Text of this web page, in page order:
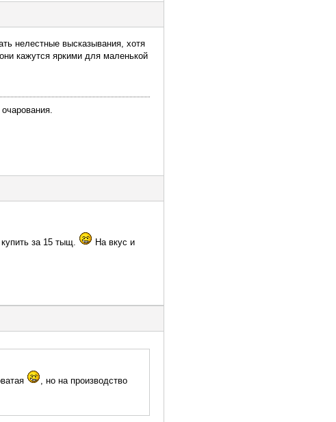
нелестные высказывания, хотя
кажутся яркими для маленькой
за 15 тыщ.
На вкус и
, но на производство